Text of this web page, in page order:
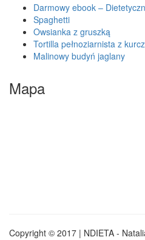
Darmowy ebook –
Spaghetti
Owsianka z gruszką
Tortilla pełnoziarnista z
Malinowy budyń jaglany
Mapa
Copyright © 2017 | NDIETA -